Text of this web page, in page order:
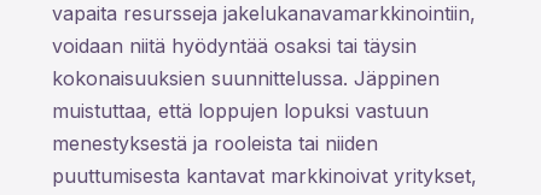
vapaita resursseja jakelukanavamarkkinointiin,
voidaan niitä hyödyntää osaksi tai täysin
kokonaisuuksien suunnittelussa. Jäppinen
muistuttaa, että loppujen lopuksi vastuun
menestyksestä ja rooleista tai niiden
puuttumisesta kantavat markkinoivat yritykset,